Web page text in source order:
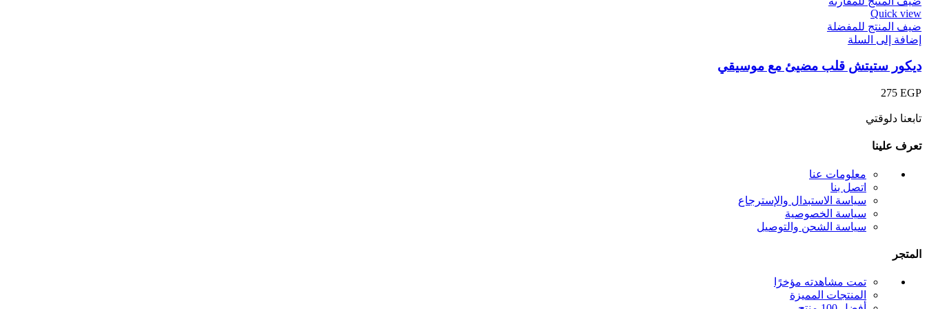
Quick view
ضيف المنتج للمفضلة
إضافة إلى السلة
ديكور ستيتش قلب مضيئ مع موسيقي
275 EGP
تابعنا دلوقتي
تعرف علينا
معلومات عنا
اتصل بنا
سياسة الاستبدال والإسترجاع
سياسة الخصوصية
سياسة الشحن والتوصيل
المتجر
تمت مشاهدته مؤخرًا
المنتجات المميزة